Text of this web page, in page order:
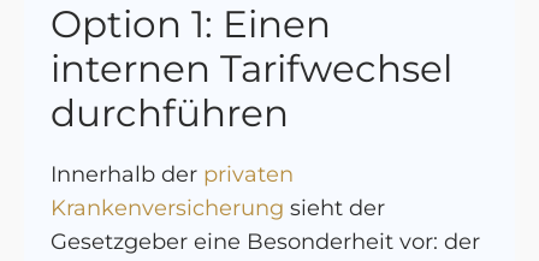
Option 1: Einen
internen Tarifwechsel
durchführen
Innerhalb der privaten
Krankenversicherung sieht der
Gesetzgeber eine Besonderheit vor: der